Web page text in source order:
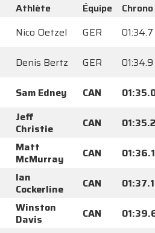
Athlète Équipe
Chrono
Nico Oetzel GER
01:34.7
Denis Bertz GER
01:34.9
Sam Edney CAN
Jeff
Christie
CAN
01:35.2
Matt
McMurray
CAN
01:36.1
Ian
Cockerline
CAN
01:37.1
Winston
Davis
CAN